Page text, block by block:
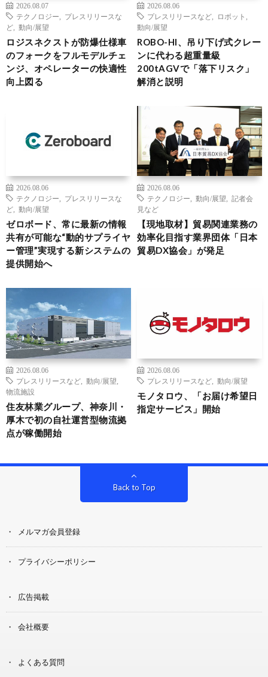
2026.08.07
テクノロジー
プレスリリースな
ど
動向/展望
ロジスネクストが防爆仕様車
のフォークをフルモデルチェ
ンジ、オペレーターの快適性
向上図る
2026.08.06
プレスリリースなど
ロボット
動向/展望
ROBO-HI、吊り下げ式クレー
ンに代わる超重量級
200tAGVで「落下リスク」
解消と説明
2026.08.06
テクノロジー
プレスリリースな
ど
動向/展望
ゼロボード、常に最新の情報
共有が可能な“動的サプライヤ
ー管理”実現する新システムの
提供開始へ
2026.08.06
テクノロジー
動向/展望
記者会
見など
【現地取材】貿易関連業務の
効率化目指す業界団体「日本
貿易DX協会」が発足
2026.08.06
プレスリリースなど
動向/展望
物流施設
住友林業グループ、神奈川・
厚木で初の自社運営型物流拠
点が稼働開始
2026.08.06
プレスリリースなど
動向/展望
モノタロウ、「お届け希望日
指定サービス」開始
Back to Top
メルマガ会員登録
プライバシーポリシー
広告掲載
会社概要
よくある質問